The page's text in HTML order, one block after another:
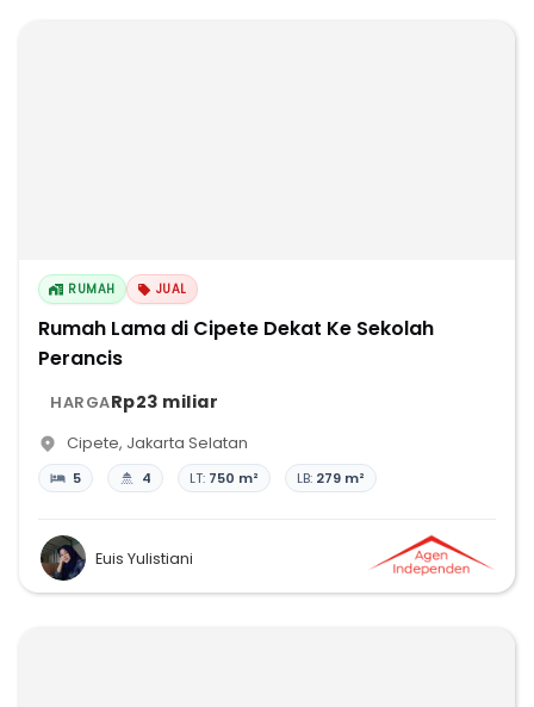
RUMAH JUAL
Rumah Lama di Cipete Dekat Ke Sekolah
Perancis
HARGARp23 miliar
Cipete, Jakarta Selatan
5 4 LT: 750 m² LB: 279 m²
Euis Yulistiani